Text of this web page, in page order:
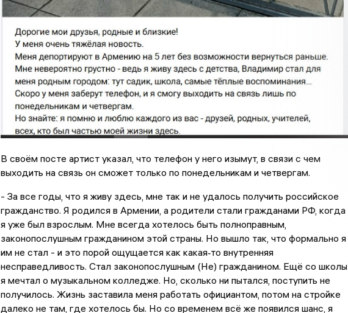
В своём посте артист указал, что телефон у него изымут, в связи с чем
выходить на связь он сможет только по понедельникам и четвергам.
- За все годы, что я живу здесь, мне так и не удалось получить российское
гражданство. Я родился в Армении, а родители стали гражданами РФ, когда
я уже был взрослым. Мне всегда хотелось быть полноправным,
законопослушным гражданином этой страны. Но вышло так, что формально я
им не стал - и это порой ощущается как какая‑то внутренняя
несправедливость. Стал законопослушным (Не) гражданином. Ещё со школы
я мечтал о музыкальном колледже. Но, сколько ни пытался, поступить не
получилось. Жизнь заставила меня работать официантом, потом на стройке
далеко не там, где хотелось бы. Но со временем всё же появился шанс, я